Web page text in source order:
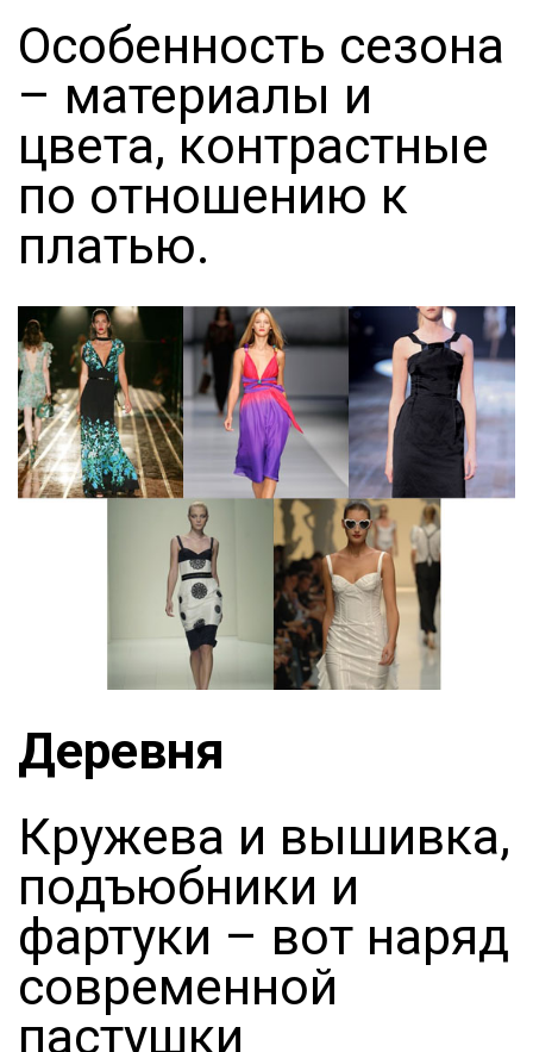
Особенность сезона
– материалы и
цвета, контрастные
по отношению к
платью.
Деревня
Кружева и вышивка,
подъюбники и
фартуки – вот наряд
современной
пастушки